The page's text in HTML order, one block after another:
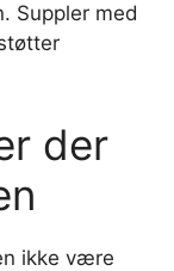
Suppler med
der
ikke være